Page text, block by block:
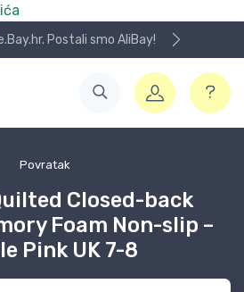
Postali smo AliBay!
Povratak
Closed-back
Foam Non-slip –
Pink UK 7-8